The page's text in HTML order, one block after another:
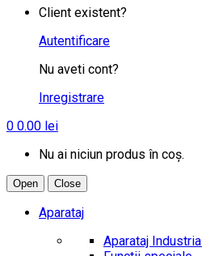
Client existent?
Autentificare
Nu aveti cont?
Inregistrare
0 0.00 lei
Nu ai niciun produs în coș.
Open Close
Aparataj
Aparataj Industrial